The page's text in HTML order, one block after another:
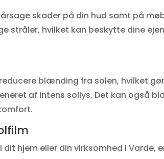
skader på din hud samt på
stråler, hvilket kan beskytte dine
blænding fra solen, hvilket
af intens sollys. Det kan også
hjem eller din virksomhed i Varde,